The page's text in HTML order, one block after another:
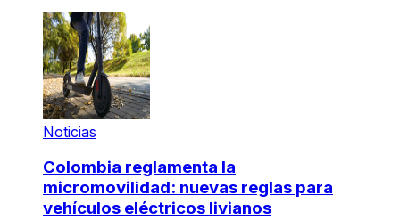
Noticias
Colombia reglamenta la
micromovilidad: nuevas reglas para
vehículos eléctricos livianos